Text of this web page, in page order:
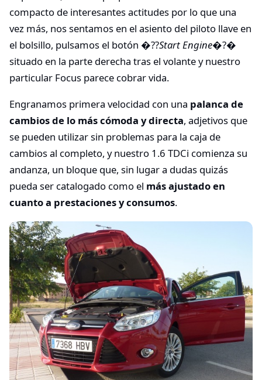
compacto de interesantes actitudes por lo que una
vez más, nos sentamos en el asiento del piloto llave en
el bolsillo, pulsamos el botón �??Start Engine�?�
situado en la parte derecha tras el volante y nuestro
particular Focus parece cobrar vida.
Engranamos primera velocidad con una palanca de
cambios de lo más cómoda y directa, adjetivos que
se pueden utilizar sin problemas para la caja de
cambios al completo, y nuestro 1.6 TDCi comienza su
andanza, un bloque que, sin lugar a dudas quizás
pueda ser catalogado como el más ajustado en
cuanto a prestaciones y consumos.